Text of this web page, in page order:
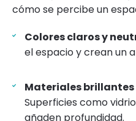
cómo se percibe un
Colores claros y
el espacio y crean un
Materiales
Superficies como
añaden profundidad.